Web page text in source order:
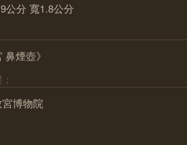
公分 寬1.8公分
鼻煙壺》
博物院